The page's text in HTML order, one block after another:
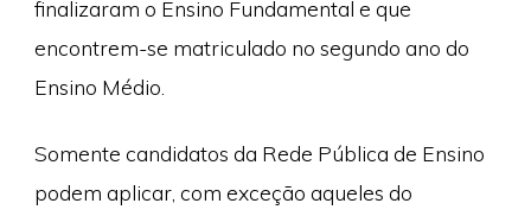
finalizaram o Ensino Fundamental e que
encontrem-se matriculado no segundo ano do
Ensino Médio.
Somente candidatos da Rede Pública de Ensino
podem aplicar, com exceção aqueles do